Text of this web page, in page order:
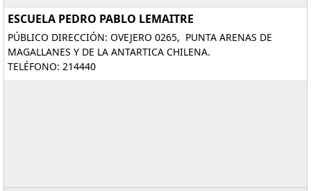
ESCUELA PEDRO PABLO LEMAITRE
PÚBLICO DIRECCIÓN: OVEJERO 0265, PUNTA ARENAS DE
MAGALLANES Y DE LA ANTARTICA CHILENA.
TELÉFONO: 214440